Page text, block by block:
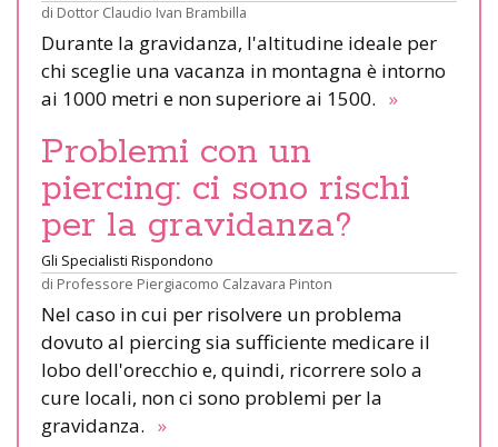
di Dottor Claudio Ivan Brambilla
Durante la gravidanza, l'altitudine ideale per
chi sceglie una vacanza in montagna è intorno
ai 1000 metri e non superiore ai 1500. »
Problemi con un
piercing: ci sono rischi
per la gravidanza?
Gli Specialisti Rispondono
di Professore Piergiacomo Calzavara Pinton
Nel caso in cui per risolvere un problema
dovuto al piercing sia sufficiente medicare il
lobo dell'orecchio e, quindi, ricorrere solo a
cure locali, non ci sono problemi per la
gravidanza. »